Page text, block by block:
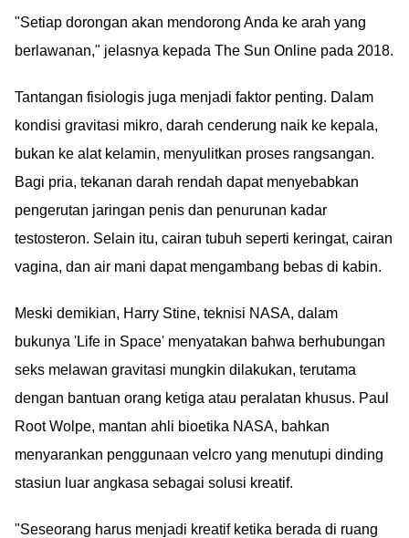
"Setiap dorongan akan mendorong Anda ke arah yang
berlawanan," jelasnya kepada The Sun Online pada 2018.
Tantangan fisiologis juga menjadi faktor penting. Dalam
kondisi gravitasi mikro, darah cenderung naik ke kepala,
bukan ke alat kelamin, menyulitkan proses rangsangan.
Bagi pria, tekanan darah rendah dapat menyebabkan
pengerutan jaringan penis dan penurunan kadar
testosteron. Selain itu, cairan tubuh seperti keringat, cairan
vagina, dan air mani dapat mengambang bebas di kabin.
Meski demikian, Harry Stine, teknisi NASA, dalam
bukunya 'Life in Space' menyatakan bahwa berhubungan
seks melawan gravitasi mungkin dilakukan, terutama
dengan bantuan orang ketiga atau peralatan khusus. Paul
Root Wolpe, mantan ahli bioetika NASA, bahkan
menyarankan penggunaan velcro yang menutupi dinding
stasiun luar angkasa sebagai solusi kreatif.
"Seseorang harus menjadi kreatif ketika berada di ruang